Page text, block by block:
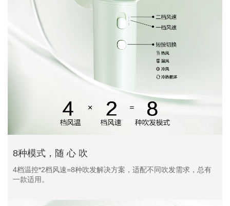
8种模式，随 心 吹
4档温控*2档风速=8种吹发解决方案，适配不同吹发需求，总有
一款适用。